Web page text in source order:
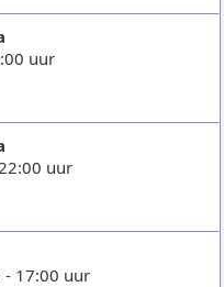
uur
uur
- 17:00 uur